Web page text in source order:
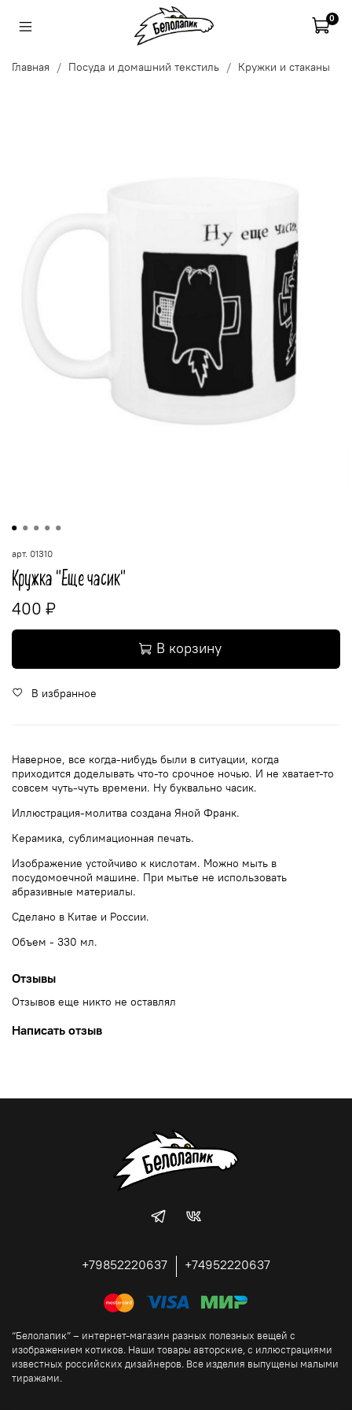
0
Главная Посуда и домашний текстиль Кружки и стаканы
арт. 01310
Кружка "Еще часик"
400 ₽
В корзину
В избранное
Наверное, все когда-нибудь были в ситуации, когда
приходится доделывать что-то срочное ночью. И не хватает-то
совсем чуть-чуть времени. Ну буквально часик.
Иллюстрация-молитва создана Яной Франк.
Керамика, сублимационная печать.
Изображение устойчиво к кислотам. Можно мыть в
посудомоечной машине. При мытье не использовать
абразивные материалы.
Сделано в Китае и России.
Объем - 330 мл.
Отзывы
Отзывов еще никто не оставлял
Написать отзыв
+79852220637 +74952220637
“Белолапик” – интернет-магазин разных полезных вещей с
изображением котиков. Наши товары авторские, с иллюстрациями
известных российских дизайнеров. Все изделия выпущены малыми
тиражами.